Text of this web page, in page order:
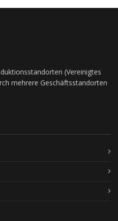
(Vereinigtes
mehrere Geschäftsstandorten